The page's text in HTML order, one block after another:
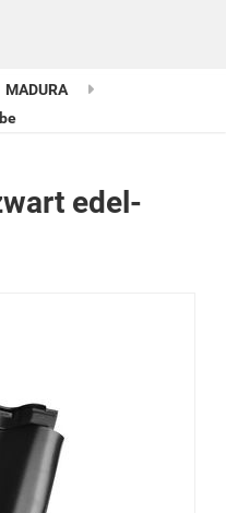
MADURA
edel-